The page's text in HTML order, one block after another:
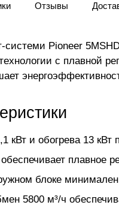
Отзывы
системи Pioneer
с плавной
кВт и обогрева 13
плавное
блоке минимален
5800 м³/ч